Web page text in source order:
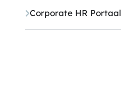
Corporate HR Portaal